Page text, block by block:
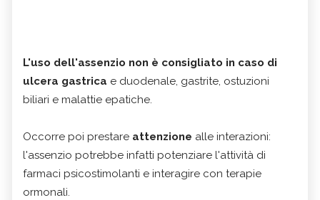
L'uso dell'assenzio non è consigliato in caso di
ulcera gastrica e duodenale, gastrite, ostuzioni
biliari e malattie epatiche.
Occorre poi prestare attenzione alle interazioni:
l'assenzio potrebbe infatti potenziare l'attività di
farmaci psicostimolanti e interagire con terapie
ormonali.